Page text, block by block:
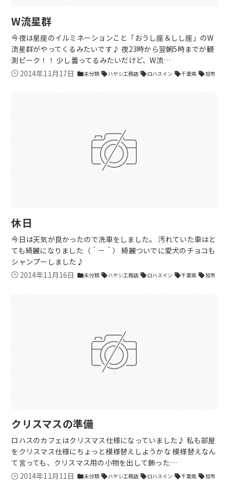
W流星群
今夜は星座のイルミネーションこと「おうし座＆しし座」のW
流星群がやってくるみたいです♪ 夜23時から翌朝5時までが観
測ピーク！！ 少し曇ってるみたいだけど、W流…
2014年11月17日 folder未分類 sellハヤシ工務店 sellロハスイン sell千葉県 sell旭市
休日
今日は天気が良かったので洗車をしました。 汚れていた車はと
ても綺麗になりました（＾－＾） 綺麗ついでに愛犬のチョコも
シャンプーしました♪
2014年11月16日 folder未分類 sellハヤシ工務店 sellロハスイン sell千葉県 sell旭市
クリスマスの準備
ロハスのカフェはクリスマス仕様になっていました♪ 私も部屋
をクリスマス仕様にちょっと模様替えしようかな 模様替えなん
て言っても、クリスマス用の小物を出して飾った…
2014年11月11日 folder未分類 sellハヤシ工務店 sellロハスイン sell千葉県 sell旭市